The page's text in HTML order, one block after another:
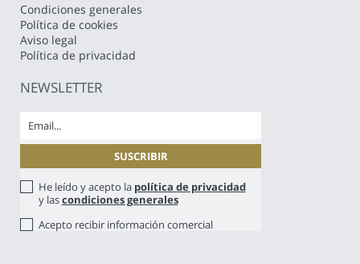
Condiciones generales
Política de cookies
Aviso legal
Política de privacidad
NEWSLETTER
He leído y acepto la política de privacidad
y lascondiciones generales
Acepto recibir información comercial